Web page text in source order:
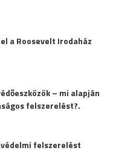
a Roosevelt Irodaház
– mi alapján
felszerelést?.
felszerelést